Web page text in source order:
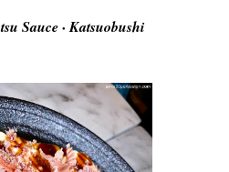
Sauce · Katsuobushi